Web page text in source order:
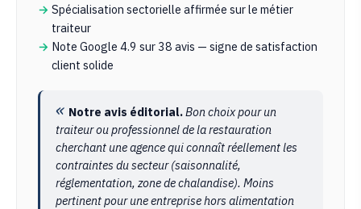
Spécialisation sectorielle affirmée sur le métier
traiteur
Note Google 4.9 sur 38 avis — signe de satisfaction
client solide
Notre avis éditorial.Bon choix pour un
traiteur ou professionnel de la restauration
cherchant une agence qui connaît réellement les
contraintes du secteur (saisonnalité,
réglementation, zone de chalandise). Moins
pertinent pour une entreprise hors alimentation